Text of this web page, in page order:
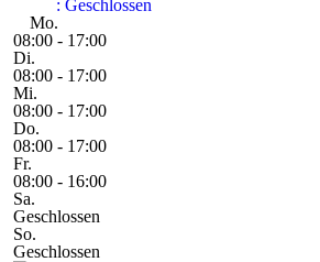
: Geschlossen
Mo.
08:00 - 17:00
Di.
08:00 - 17:00
Mi.
08:00 - 17:00
Do.
08:00 - 17:00
Fr.
08:00 - 16:00
Sa.
Geschlossen
So.
Geschlossen